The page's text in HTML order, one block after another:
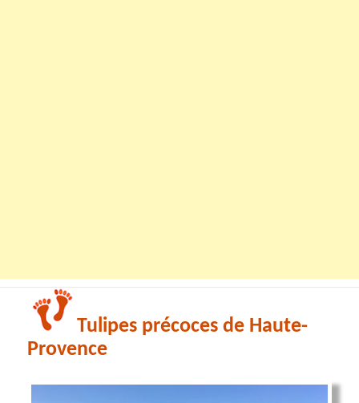
Tulipes précoces de Haute-
Provence